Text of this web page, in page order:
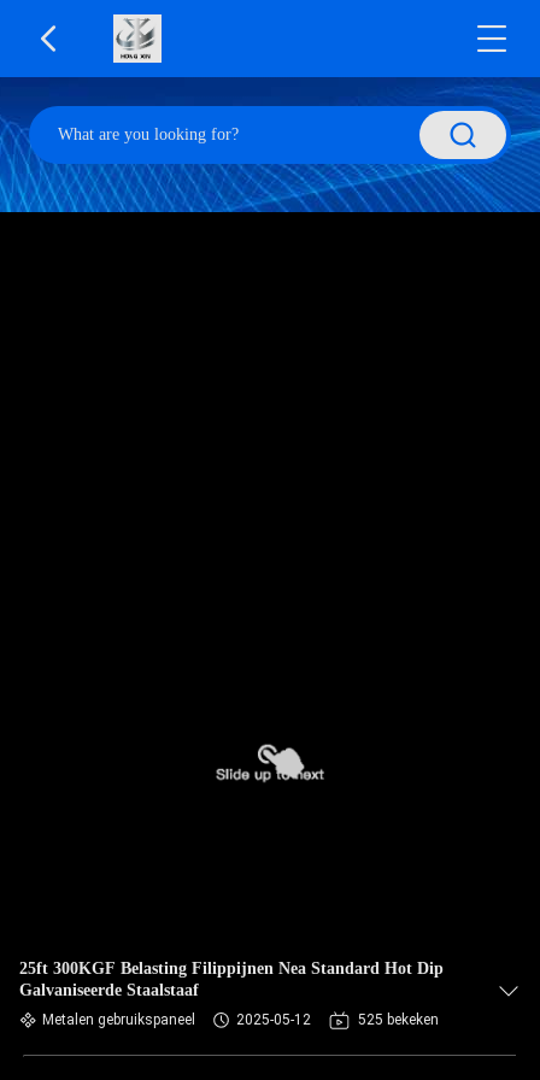
25ft 300KGF Belasting Filippijnen Nea Standard Hot Dip
Galvaniseerde Staalstaaf
Metalen gebruikspaneel 2025-05-12 525 bekeken